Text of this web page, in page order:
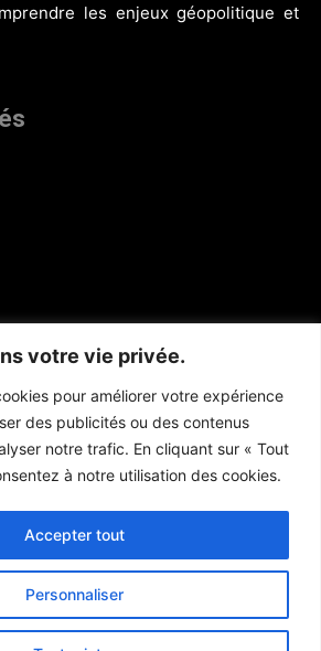
votre vie privée.
pour améliorer votre expérience
des publicités ou des contenus
notre trafic. En cliquant sur « Tout
à notre utilisation des cookies.
Personnaliser
Accepter tout
les enjeux géopolitique et
330 86 87‬
52 17 85 46
sommes-nous ?